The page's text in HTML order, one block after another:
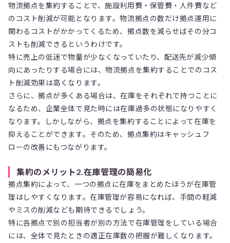
物流拠点を集約することで、施設利用費・保管費・人件費など
のコスト削減が可能となります。物流拠点の数だけ拠点運用に
関わるコストがかかってくるため、拠点数を減らせばその分コ
ストも削減できるというわけです。
特に売上の低迷で物量が少なくなっていたり、配送先が減少傾
向にあったりする場合には、物流拠点を集約することでのコス
ト削減効果は高くなります。
さらに、拠点が多くある場合は、在庫をそれぞれで持つことに
なるため、企業全体で見た時には在庫過多の状態になりやすく
なります。しかしながら、拠点を集約することによって在庫を
抑えることができます。そのため、拠点集約はキャッシュフ
ローの改善にもつながります。
集約のメリット2.在庫管理の簡易化
拠点集約によって、一つの拠点に在庫をまとめたほうが在庫管
理はしやすくなります。在庫管理が容易になれば、手間の軽減
やミスの削減なども期待できるでしょう。
特に各拠点で別の担当者が別の方法で在庫管理をしている場合
には、全体で見たときの適正在庫数の把握が難しくなります。